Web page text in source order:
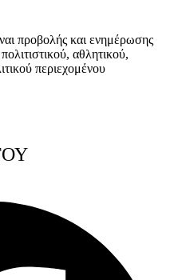
προβολής και ενημέρωσης
αθλητικού,
περιεχομένου